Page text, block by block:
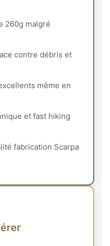
260g malgré
contre débris et
même en
et fast hiking
fabrication Scarpa